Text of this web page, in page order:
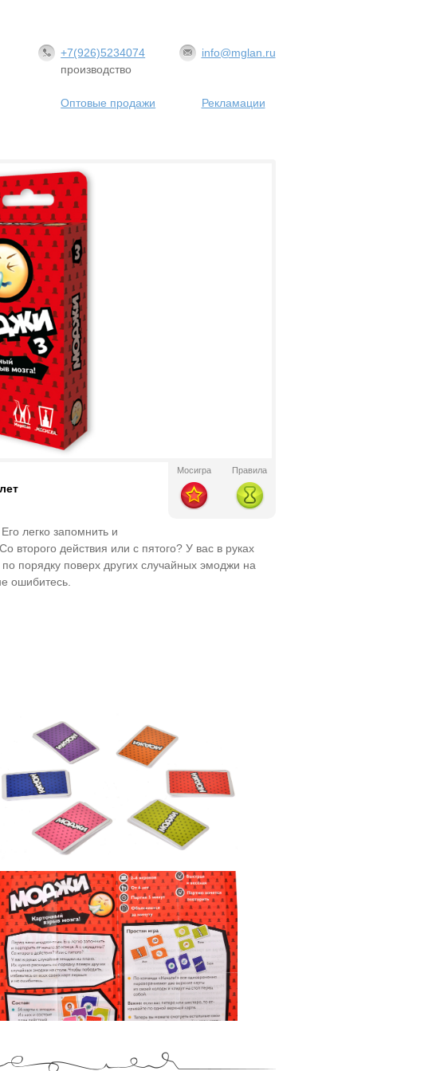
info@mglan.ru
Рекламации
+7(926)5234074
производство
Оптовые продажи
Мосигра Правила
легко запомнить и
второго действия или с пятого? У вас в руках
порядку поверх других случайных эмоджи на
ошибитесь.